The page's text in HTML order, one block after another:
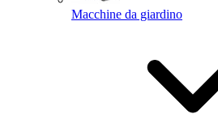
Macchine da giardino